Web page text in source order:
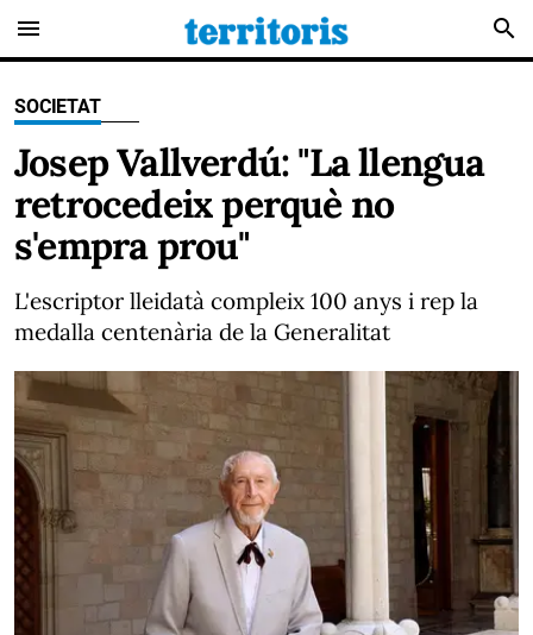
menu search
SOCIETAT
Josep Vallverdú: "La llengua
retrocedeix perquè no
s'empra prou"
L'escriptor lleidatà compleix 100 anys i rep la
medalla centenària de la Generalitat